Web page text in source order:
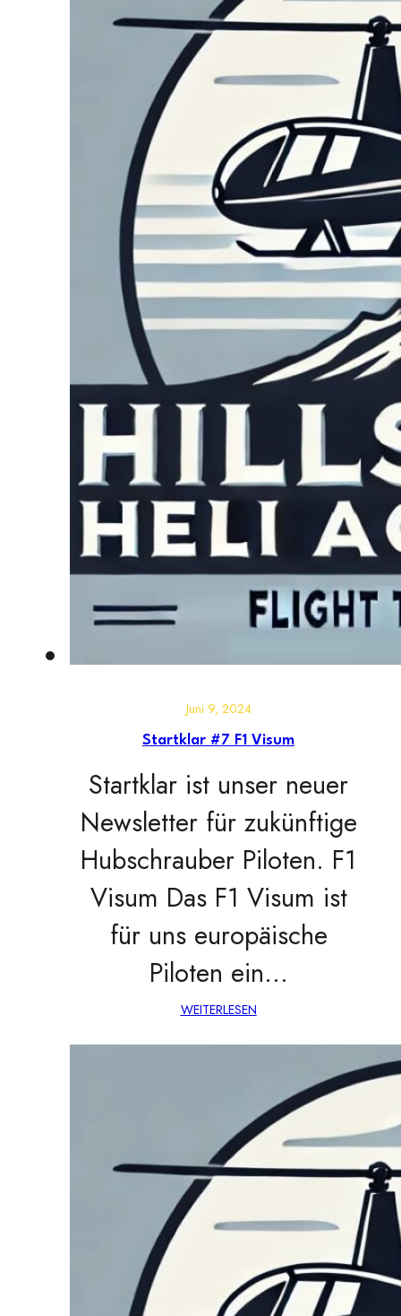
Juni 9, 2024
Startklar #7 F1 Visum
Startklar ist unser neuer
Newsletter für zukünftige
Hubschrauber Piloten. F1
Visum Das F1 Visum ist
für uns europäische
Piloten ein…
WEITERLESEN